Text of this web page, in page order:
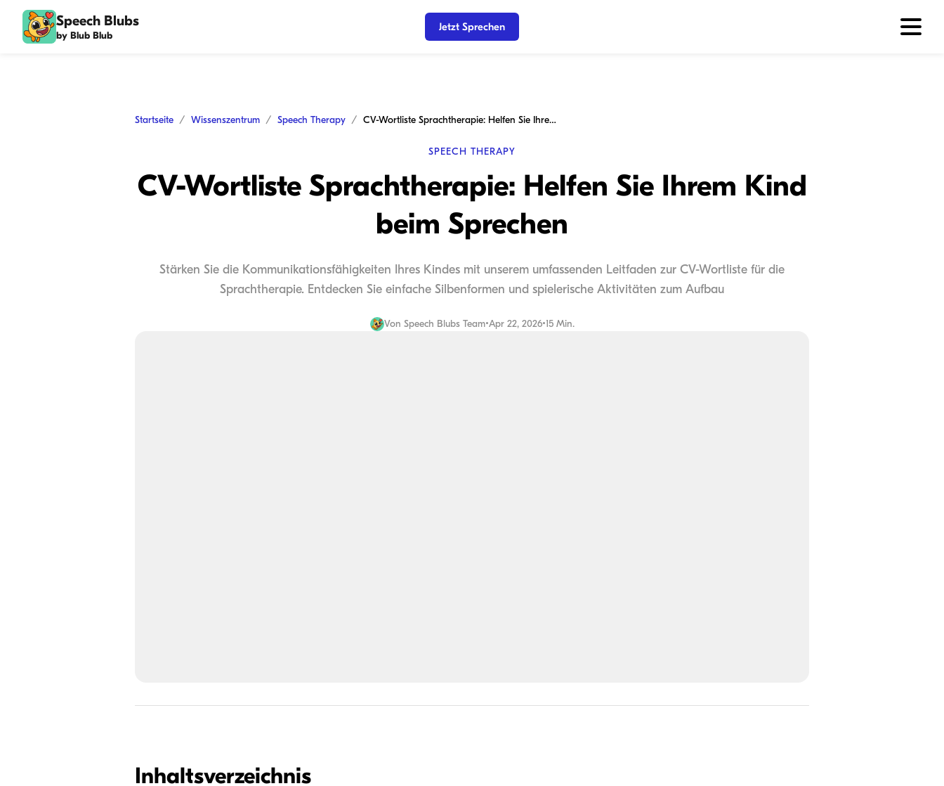
Speech Blubs
by Blub Blub
Jetzt Sprechen
Startseite Wissenszentrum Speech Therapy CV-Wortliste Sprachtherapie: Helfen Sie Ihrem Kind beim Sprechen
SPEECH THERAPY
CV-Wortliste Sprachtherapie: Helfen Sie Ihrem Kind
beim Sprechen
Stärken Sie die Kommunikationsfähigkeiten Ihres Kindes mit unserem umfassenden Leitfaden zur CV-Wortliste für die
Sprachtherapie. Entdecken Sie einfache Silbenformen und spielerische Aktivitäten zum Aufbau
Von Speech Blubs Team•Apr 22, 2026•15 Min.
Inhaltsverzeichnis